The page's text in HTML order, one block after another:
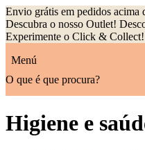
Envio grátis em pedidos acima
Descubra o nosso Outlet!
Experimente o Click & Collect!
Menú
O que é que procura?
Higiene e